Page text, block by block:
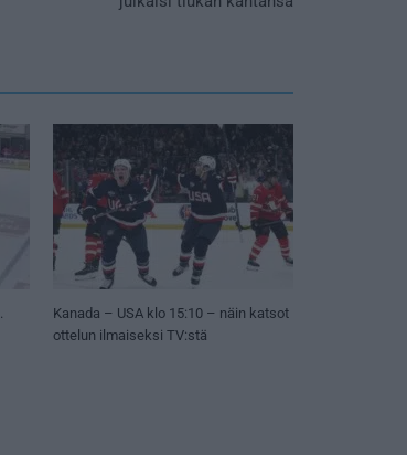
Kanada – USA klo 15:10 – näin katsot
ottelun ilmaiseksi TV:stä